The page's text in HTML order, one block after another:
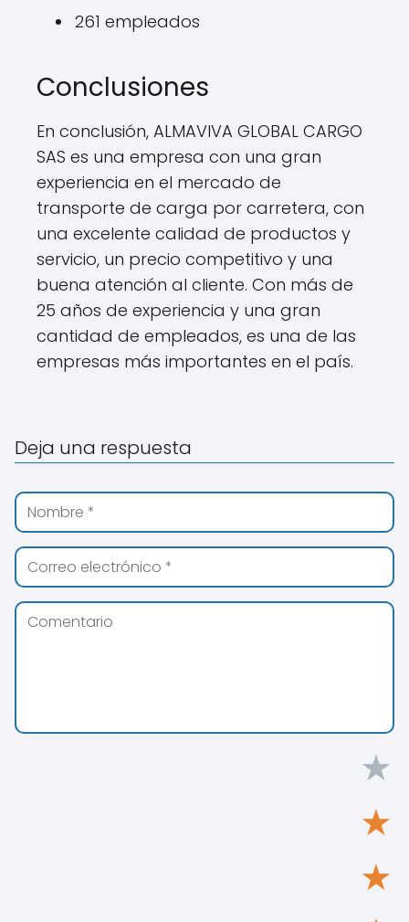
261 empleados
Conclusiones
En conclusión, ALMAVIVA GLOBAL CARGO
SAS es una empresa con una gran
experiencia en el mercado de
transporte de carga por carretera, con
una excelente calidad de productos y
servicio, un precio competitivo y una
buena atención al cliente. Con más de
25 años de experiencia y una gran
cantidad de empleados, es una de las
empresas más importantes en el país.
Deja una respuesta
★
★
★